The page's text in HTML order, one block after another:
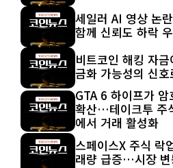
세일러 AI 영상 논
함께 신뢰도 하락
비트코인 해킹 자
금화 가능성의 신
GTA 6 하이프가
확산…테이크투 주
에서 거래 활성화
스페이스X 주식 락
래량 급증…시장 변